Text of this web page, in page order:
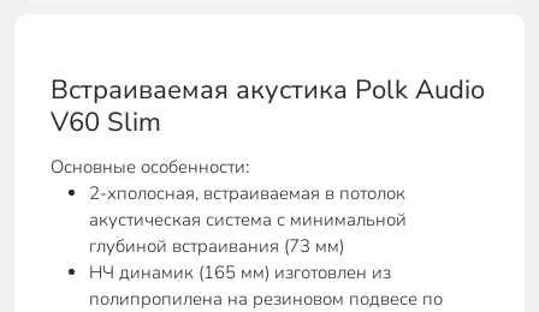
Встраиваемая акустика Polk Audio
V60 Slim
Основные особенности:
2-хполосная, встраиваемая в потолок
акустическая система с минимальной
глубиной встраивания (73 мм)
НЧ динамик (165 мм) изготовлен из
полипропилена на резиновом подвесе по